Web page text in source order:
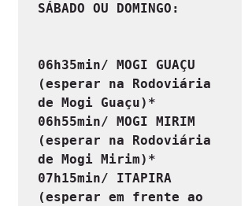
SÁBADO OU DOMINGO:
06h35min/ MOGI GUAÇU
(esperar na Rodoviária
de Mogi Guaçu)*
06h55min/ MOGI MIRIM
(esperar na Rodoviária
de Mogi Mirim)*
07h15min/ ITAPIRA
(esperar em frente ao